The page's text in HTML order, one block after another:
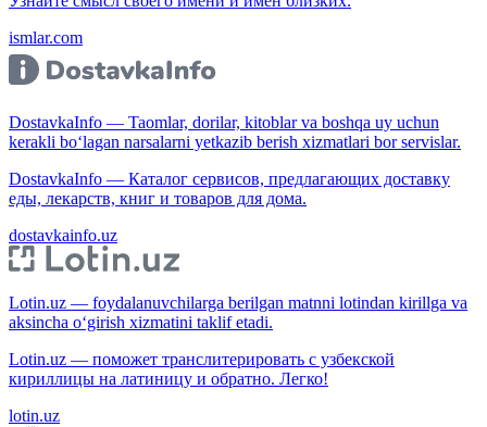
ismlar.com
DostavkaInfo — Taomlar, dorilar, kitoblar va boshqa uy uchun
kerakli bo‘lagan narsalarni yetkazib berish xizmatlari bor servislar.
DostavkaInfo — Каталог сервисов, предлагающих доставку
еды, лекарств, книг и товаров для дома.
dostavkainfo.uz
Lotin.uz — foydalanuvchilarga berilgan matnni lotindan kirillga va
aksincha o‘girish xizmatini taklif etadi.
Lotin.uz — поможет транслитерировать с узбекской
кириллицы на латиницу и обратно. Легко!
lotin.uz